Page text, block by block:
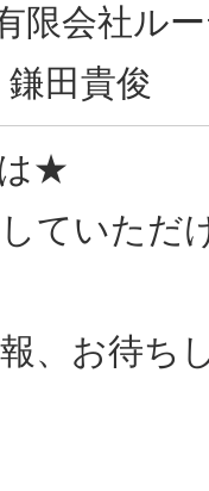
限会社ル
鎌田貴俊
★
ていただ
、お待ち